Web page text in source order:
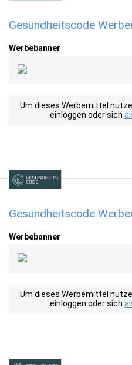
Gesundheitscode
Werbebanner
Um dieses Werbemittel
einloggen oder sich
Gesundheitscode
Werbebanner
Um dieses Werbemittel
einloggen oder sich